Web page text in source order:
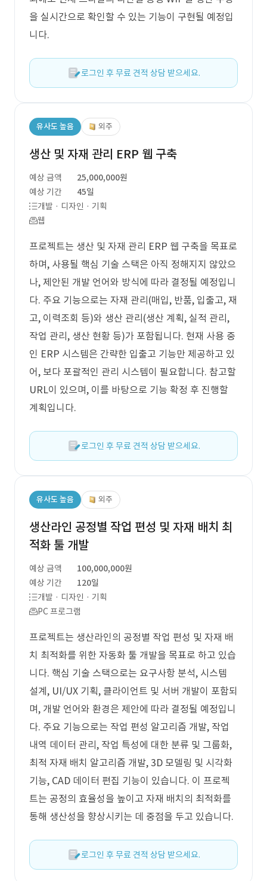
을 실시간으로 확인할 수 있는 기능이 구현될 예정입
니다.
로그인 후 무료 견적 상담 받으세요.
유사도 높음 외주
생산 및 자재 관리 ERP 웹 구축
예상 금액
25,000,000원
예상 기간
45일
개발 · 디자인 · 기획
웹
프로젝트는 생산 및 자재 관리 ERP 웹 구축을 목표로
하며, 사용될 핵심 기술 스택은 아직 정해지지 않았으
나, 제안된 개발 언어와 방식에 따라 결정될 예정입니
다. 주요 기능으로는 자재 관리(매입, 반품, 입출고, 재
고, 이력조회 등)와 생산 관리(생산 계획, 실적 관리,
작업 관리, 생산 현황 등)가 포함됩니다. 현재 사용 중
인 ERP 시스템은 간략한 입출고 기능만 제공하고 있
어, 보다 포괄적인 관리 시스템이 필요합니다. 참고할
URL이 있으며, 이를 바탕으로 기능 확정 후 진행할
계획입니다.
로그인 후 무료 견적 상담 받으세요.
유사도 높음 외주
생산라인 공정별 작업 편성 및 자재 배치 최
적화 툴 개발
예상 금액
100,000,000원
예상 기간
120일
개발 · 디자인 · 기획
PC 프로그램
프로젝트는 생산라인의 공정별 작업 편성 및 자재 배
치 최적화를 위한 자동화 툴 개발을 목표로 하고 있습
니다. 핵심 기술 스택으로는 요구사항 분석, 시스템
설계, UI/UX 기획, 클라이언트 및 서버 개발이 포함되
며, 개발 언어와 환경은 제안에 따라 결정될 예정입니
다. 주요 기능으로는 작업 편성 알고리즘 개발, 작업
내역 데이터 관리, 작업 특성에 대한 분류 및 그룹화,
최적 자재 배치 알고리즘 개발, 3D 모델링 및 시각화
기능, CAD 데이터 편집 기능이 있습니다. 이 프로젝
트는 공정의 효율성을 높이고 자재 배치의 최적화를
통해 생산성을 향상시키는 데 중점을 두고 있습니다.
로그인 후 무료 견적 상담 받으세요.